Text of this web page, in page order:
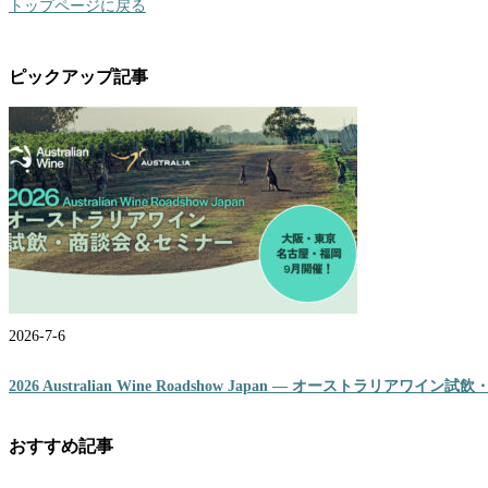
トップページに戻る
ピックアップ記事
2026-7-6
2026 Australian Wine Roadshow Japan ― オーストラリアワイン試飲
おすすめ記事